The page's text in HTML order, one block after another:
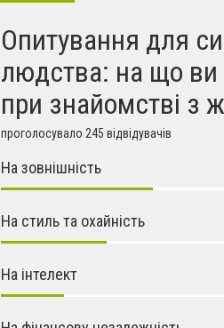
Опитування для
людства: на що ви
при знайомстві з
проголосувало 245 відвідувачів
На зовнішність
На стиль та охайність
На інтелект